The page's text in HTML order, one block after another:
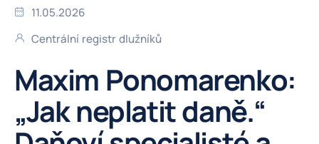
11.05.2026
Centrální registr dlužníků
Maxim Ponomarenko:
„Jak neplatit daně.“